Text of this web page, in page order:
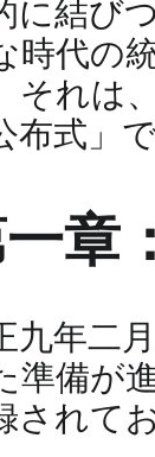
に結び
時代の
それは
布式」
章
九年二
準備が
されて